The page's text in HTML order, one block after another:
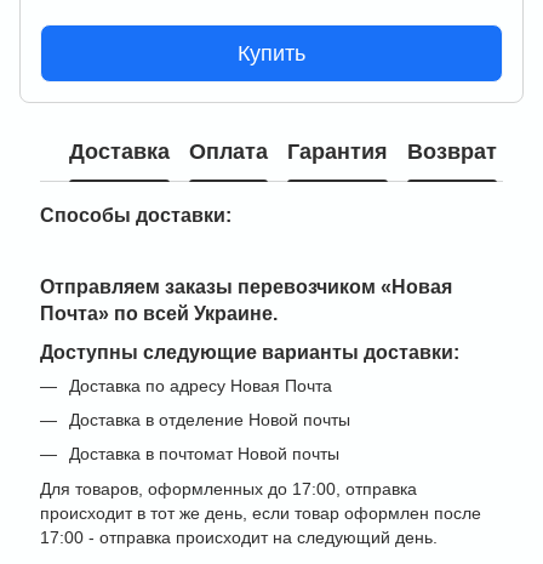
Купить
Доставка Оплата Гарантия Возврат
Способы доставки:
Отправляем заказы перевозчиком «Новая
Почта» по всей Украине.
Доступны следующие варианты доставки:
Доставка по адресу Новая Почта
Доставка в отделение Новой почты
Доставка в почтомат Новой почты
Для товаров, оформленных до 17:00, отправка
происходит в тот же день, если товар оформлен после
17:00 - отправка происходит на следующий день.